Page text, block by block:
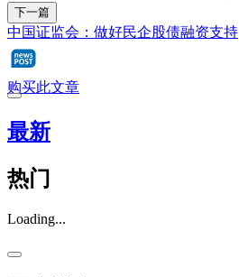
下一篇
中国证监会：做好民企股债融资支持
购买此文章
最新
热门
Loading...